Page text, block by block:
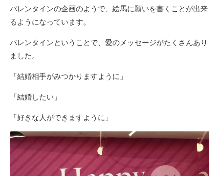
バレンタインの企画のようで、絵馬に願いを書くことが出来
るようになっています。
バレンタインということで、愛のメッセージがたくさんあり
ました。
「結婚相手がみつかりますように」
「結婚したい」
「好きな人ができますように」